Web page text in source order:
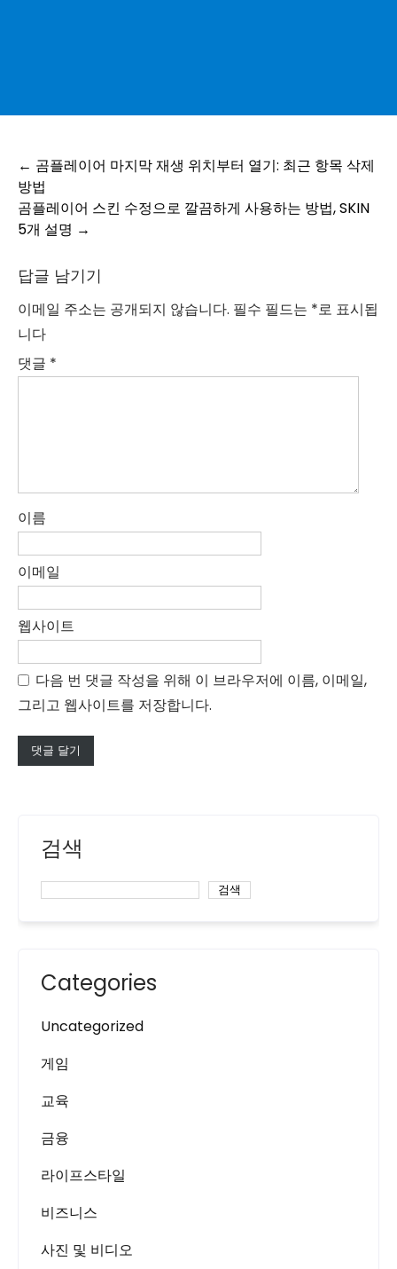
Post
navigation
← 곰플레이어 마지막 재생 위치부터 열기: 최근 항목 삭제
방법
곰플레이어 스킨 수정으로 깔끔하게 사용하는 방법, SKIN
5개 설명 →
답글 남기기
이메일 주소는 공개되지 않습니다. 필수 필드는 *로 표시됩
니다
댓글 *
이름
이메일
웹사이트
다음 번 댓글 작성을 위해 이 브라우저에 이름, 이메일,
그리고 웹사이트를 저장합니다.
검색
검색
Categories
Uncategorized
게임
교육
금융
라이프스타일
비즈니스
사진 및 비디오